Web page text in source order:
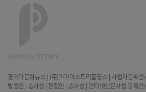
경기다문화뉴스 | (주)파파야스토리홀딩스 | 사업자등록
발행인 : 송하성 | 편집인 : 송하성 | 인터넷신문사업 등록